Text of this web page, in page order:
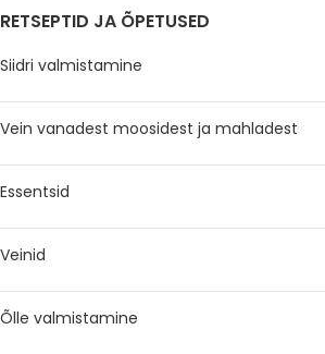
RETSEPTID JA ÕPETUSED
Siidri valmistamine
Vein vanadest moosidest ja mahladest
Essentsid
Veinid
Õlle valmistamine